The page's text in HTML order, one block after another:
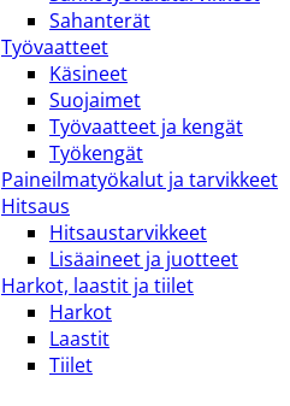
Sahanterät
Työvaatteet
Käsineet
Suojaimet
Työvaatteet ja kengät
Työkengät
Paineilmatyökalut ja tarvikkeet
Hitsaus
Hitsaustarvikkeet
Lisäaineet ja juotteet
Harkot, laastit ja tiilet
Harkot
Laastit
Tiilet